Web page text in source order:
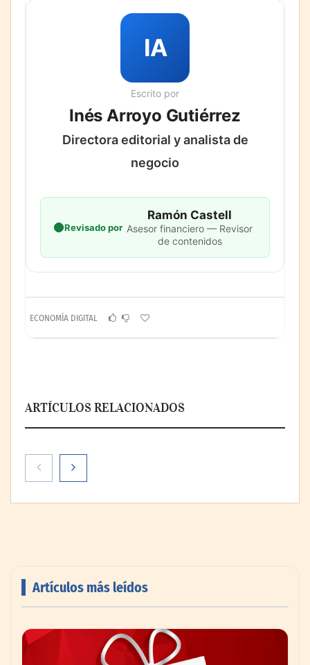
IA
Escrito por
Inés Arroyo Gutiérrez
Directora editorial y analista de
negocio
Revisado por
Ramón Castell
Asesor financiero — Revisor
de contenidos
ECONOMÍA DIGITAL
ARTÍCULOS RELACIONADOS
impulsando la colaboración en el sector
Artículos más leídos